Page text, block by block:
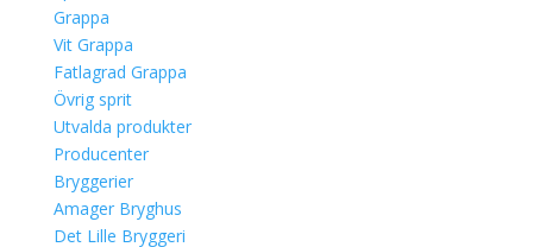
Grappa
Vit Grappa
Fatlagrad Grappa
Övrig sprit
Utvalda produkter
Producenter
Bryggerier
Amager Bryghus
Det Lille Bryggeri